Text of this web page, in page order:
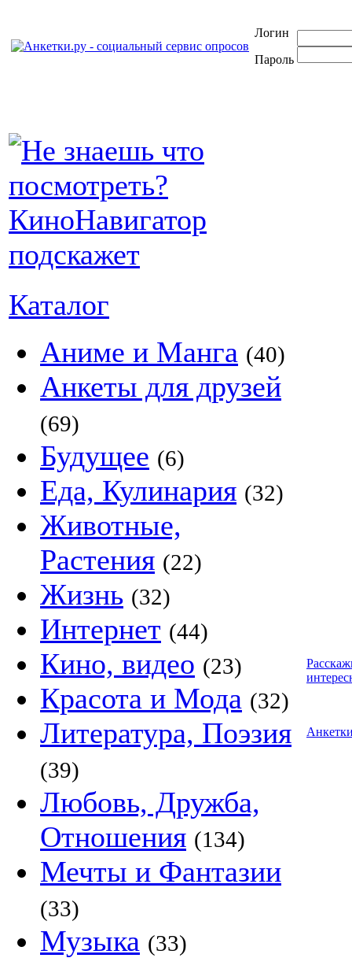
Логин
Пароль
Каталог
Аниме и Манга (40)
Анкеты для друзей
(69)
Будущее (6)
Еда, Кулинария (32)
Животные,
Растения (22)
Жизнь (32)
Интернет (44)
Кино, видео (23)
Красота и Мода (32)
Литература, Поэзия
(39)
Любовь, Дружба,
Отношения (134)
Мечты и Фантазии
(33)
Музыка (33)